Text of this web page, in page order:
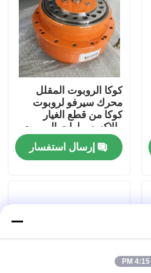
Hand gripper work for
UR cobot Pneumatic
gripper SP1 SP3 SP5
Hand gripper work for
UR cobot pneumatic
gripper
كوكا الروبوت المقلل
محرك سيرفو لروبوت
كوكا من قطع الغيار
والاكسسوارات الروبوت
إرسال استفسار
4:15 PM